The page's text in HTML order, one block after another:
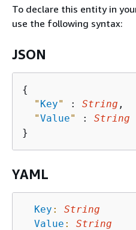
To declare this entity in
use the following syntax:
JSON
{
" Key" : String ,
"Value" : String
YAML
Key :
String
Value : String